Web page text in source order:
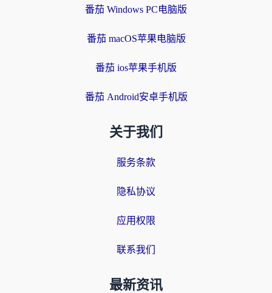
番茄 Windows PC电脑版
番茄 macOS苹果电脑版
番茄 ios苹果手机版
番茄 Android安卓手机版
关于我们
服务条款
隐私协议
应用权限
联系我们
最新资讯